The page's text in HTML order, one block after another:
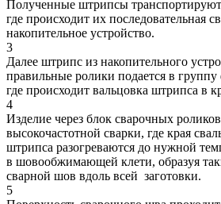
Полученные штрипсы
где происходит их последовательная
накопительное устройство.
3
Далее штрипс из накопительного
правильные ролики подается в
где происходит вальцовка штрипса в
4
Изделие через блок сварочных
высокочастотной сварки, где края
штрипса разогреваются до нужной
в шовообжимающей клети, образуя
сварной шов вдоль всей заготовки.
5